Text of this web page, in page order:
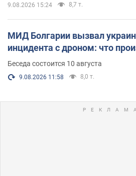
9.08.2026 15:24 8,7 т.
МИД Болгарии вызвал
инцидента с дроном: что
Беседа состоится 10 августа
9.08.2026 11:58 8,0 т.